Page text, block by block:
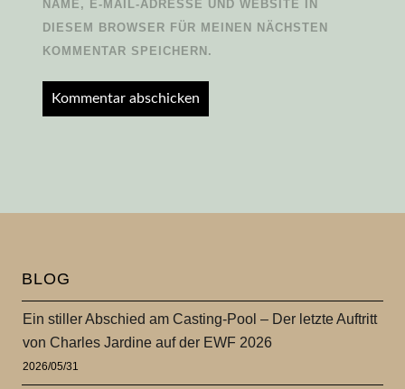
NAME, E-MAIL-ADRESSE UND WEBSITE IN
DIESEM BROWSER FÜR MEINEN NÄCHSTEN
KOMMENTAR SPEICHERN.
BLOG
Ein stiller Abschied am Casting-Pool – Der letzte Auftritt
von Charles Jardine auf der EWF 2026
2026/05/31